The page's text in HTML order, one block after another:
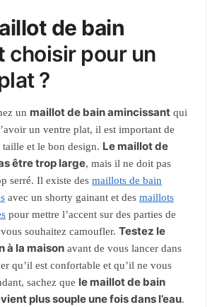
de bain
choisir pour un
?
un maillot de bain amincissant qui
un ventre plat, il est important de
et le bon design. Le maillot de
être trop large, mais il ne doit pas
serré. Il existe des maillots de bain
avec un shorty gainant et des maillots
pour mettre l’accent sur des parties de
souhaitez camoufler. Testez le
à la maison avant de vous lancer dans
qu’il est confortable et qu’il ne vous
sachez que le maillot de bain
plus souple une fois dans l’eau.